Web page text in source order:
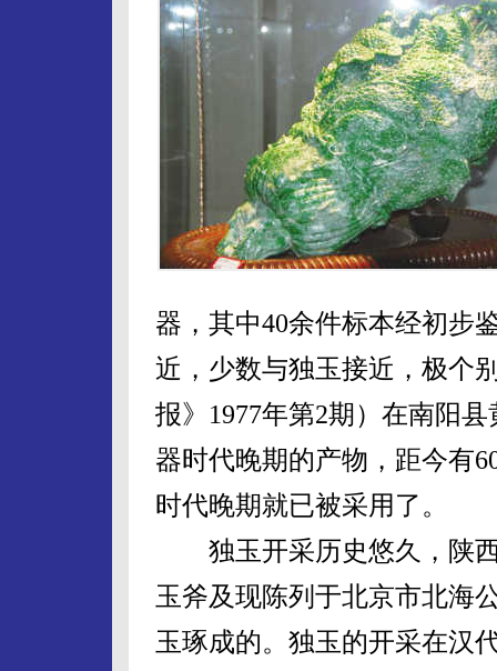
器，其中40余件标本经初步
近，少数与独玉接近，极个
报》1977年第2期）在南阳
器时代晚期的产物，距今有
时代晚期就已被采用了。
独玉开采历史悠久，陕西
玉斧及现陈列于北京市北海
玉琢成的。独玉的开采在汉